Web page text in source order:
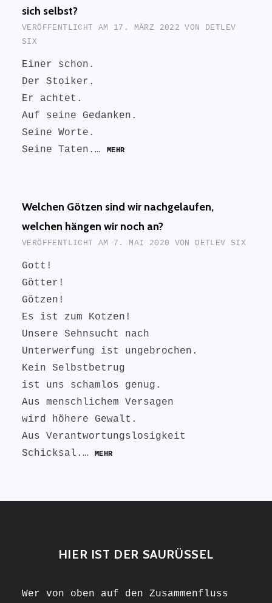
sich selbst?
VERÖFFENTLICHT AM 17. MÄRZ 2022 VON DETLEV
SIX
Einer schon.
Der Stoiker.
Er achtet.
Auf seine Gedanken.
Seine Worte.
Seine Taten.…
MEHR
Welchen Götzen sind wir nachgelaufen,
welchen hängen wir noch an?
VERÖFFENTLICHT AM 7. MAI 2020 VON DETLEV SIX
Gott!
Götter!
Götzen!
Es ist zum Kotzen!
Unsere Sehnsucht nach
Unterwerfung ist ungebrochen.
Kein Selbstbetrug
ist uns schamlos genug.
Aus menschlichem Versagen
wird höhere Gewalt.
Aus Verantwortungslosigkeit
Schicksal.…
MEHR
HIER IST DER SAURÜSSEL
Wer von oben auf den Zusammenfluss